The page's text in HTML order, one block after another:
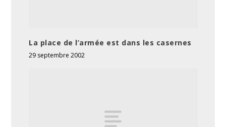
La place de l’armée est dans les casernes
29 septembre 2002